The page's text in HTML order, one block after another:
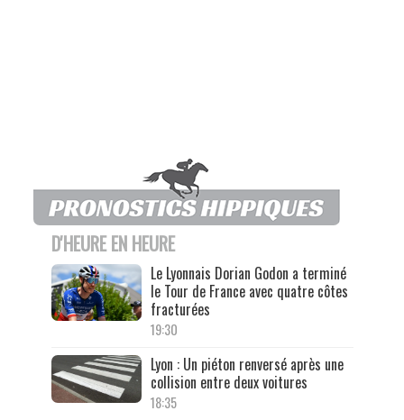
D'HEURE EN HEURE
Le Lyonnais Dorian Godon a terminé
le Tour de France avec quatre côtes
fracturées
19:30
Lyon : Un piéton renversé après une
collision entre deux voitures
18:35